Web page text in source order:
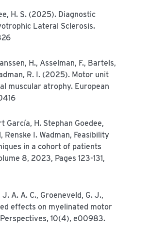
H. S. (2025). Diagnostic
Lateral Sclerosis.
H., Asselman, F., Bartels,
R. I. (2025). Motor unit
muscular atrophy. European
García, H. Stephan Goedee,
Renske I. Wadman, Feasibility
in a cohort of patients
8, 2023, Pages 123-131,
A. A. C., Groeneveld, G. J.,
effects on myelinated motor
10(4), e00983.